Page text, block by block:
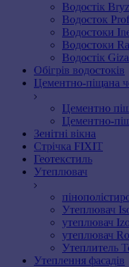
Водостік
Водосток
Водостоки
Водостоки
Водостік Giza
Обігрів водостоків
Цементно-піщана
Цементно
Цементно-
Зенітні вікна
Стрічка FIXIT
Геотекстиль
Утеплювач
Утеплювач
утеплювач
утеплювач
Утеплитель
Утеплення фасадів